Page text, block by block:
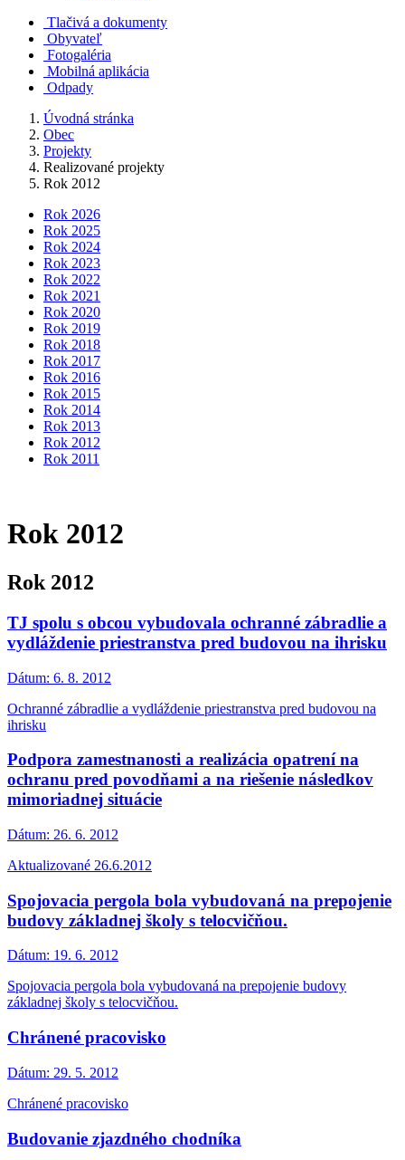
Tlačivá a dokumenty
Obyvateľ
Fotogaléria
Mobilná aplikácia
Odpady
Úvodná stránka
Obec
Projekty
Realizované projekty
Rok 2012
Rok 2026
Rok 2025
Rok 2024
Rok 2023
Rok 2022
Rok 2021
Rok 2020
Rok 2019
Rok 2018
Rok 2017
Rok 2016
Rok 2015
Rok 2014
Rok 2013
Rok 2012
Rok 2011
Rok 2012
Rok 2012
TJ spolu s obcou vybudovala ochranné zábradlie a
vydláždenie priestranstva pred budovou na ihrisku
Dátum: 6. 8. 2012
Ochranné zábradlie a vydláždenie priestranstva pred budovou na
ihrisku
Podpora zamestnanosti a realizácia opatrení na
ochranu pred povodňami a na riešenie následkov
mimoriadnej situácie
Dátum: 26. 6. 2012
Aktualizované 26.6.2012
Spojovacia pergola bola vybudovaná na prepojenie
budovy základnej školy s telocvičňou.
Dátum: 19. 6. 2012
Spojovacia pergola bola vybudovaná na prepojenie budovy
základnej školy s telocvičňou.
Chránené pracovisko
Dátum: 29. 5. 2012
Chránené pracovisko
Budovanie zjazdného chodníka